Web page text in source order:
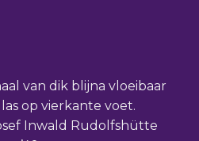
van dik blijna vloeibaar
op vierkante voet.
Inwald Rudolfshütte